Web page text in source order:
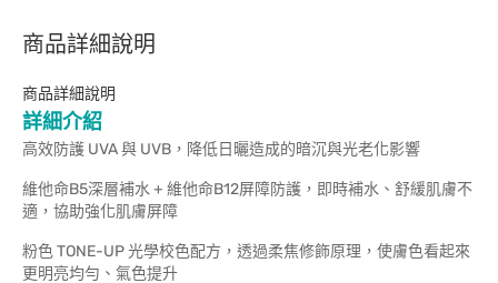
商品詳細說明
商品詳細說明
詳細介紹
高效防護 UVA 與 UVB，降低日曬造成的暗沉與光老化影響
維他命B5深層補水 + 維他命B12屏障防護，即時補水、舒緩肌膚不
適，協助強化肌膚屏障
粉色 TONE-UP 光學校色配方，透過柔焦修飾原理，使膚色看起來
更明亮均勻、氣色提升